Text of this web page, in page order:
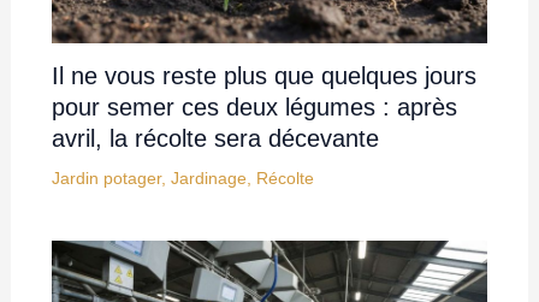
Il ne vous reste plus que quelques jours
pour semer ces deux légumes : après
avril, la récolte sera décevante
Jardin potager, Jardinage Récolte